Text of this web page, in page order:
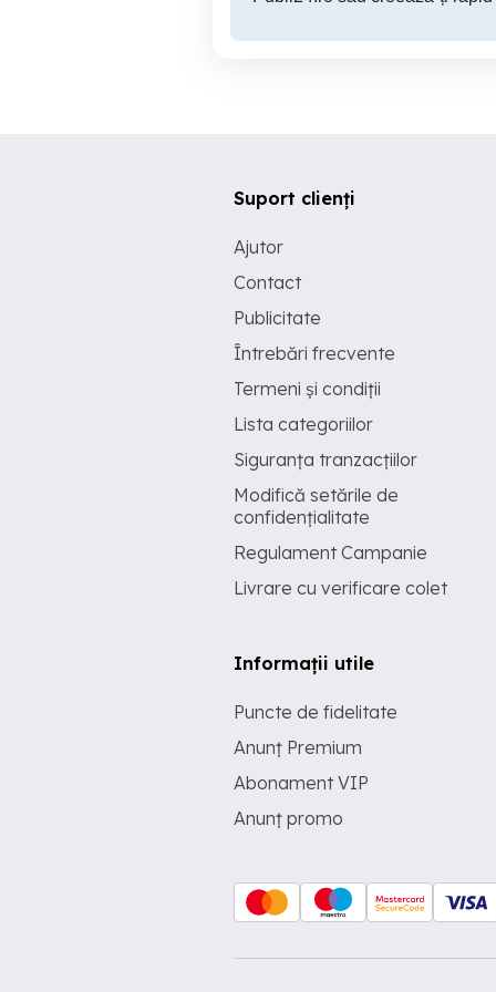
Suport clienți
Ajutor
Contact
Publicitate
Întrebări frecvente
Termeni și condiții
Lista categoriilor
Siguranța tranzacțiilor
Modifică setările de
confidențialitate
Regulament Campanie
Livrare cu verificare colet
Informații utile
Puncte de fidelitate
Anunț Premium
Abonament VIP
Anunț promo